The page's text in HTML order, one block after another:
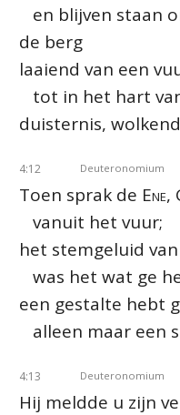
en blijven staan
de berg
laaiend van een
tot in het hart
duisternis,
4:12 Deuteronomium
Toen sprak de Ene,
vanuit het vuur;
het stemgeluid
was het wat ge
een gestalte hebt
alleen maar een
4:13 Deuteronomium
Hij meldde u zijn